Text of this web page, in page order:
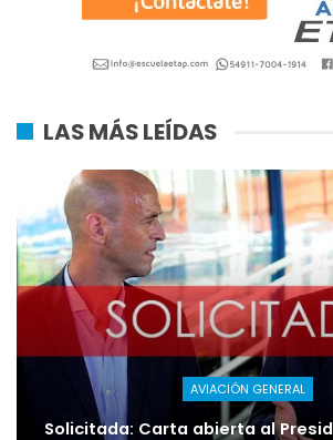
LAS MÁS LEÍDAS
AVIACIÓN GENERAL
Solicitada: Carta abierta al